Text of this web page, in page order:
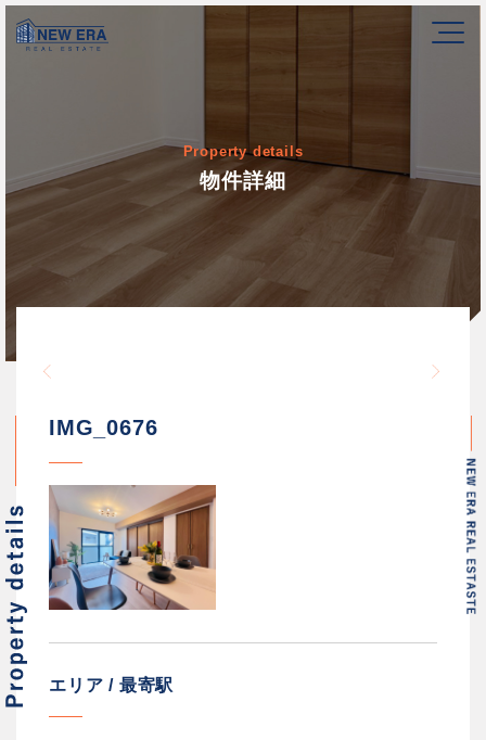
Property details
物件詳細
/home/newerakk/
IMG_0676
エリア / 最寄駅